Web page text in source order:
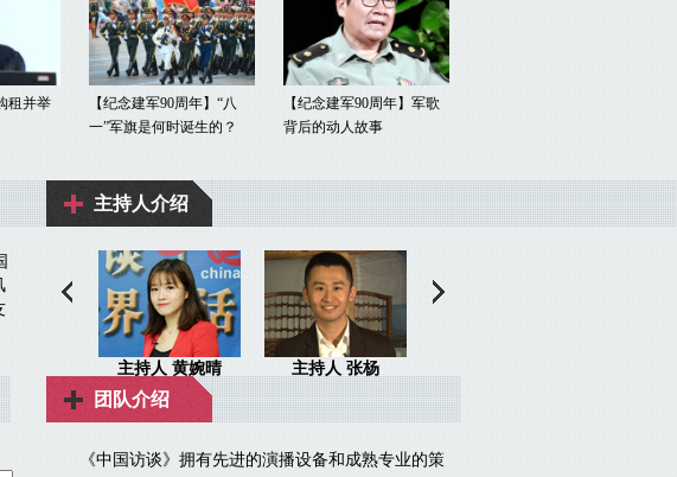
团队介绍
《中国访谈》拥有先进的演播设备和成熟专业的策